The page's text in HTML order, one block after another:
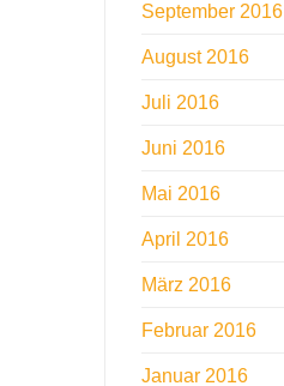
September 2016
August 2016
Juli 2016
Juni 2016
Mai 2016
April 2016
März 2016
Februar 2016
Januar 2016